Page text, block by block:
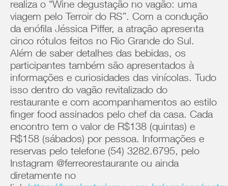
realiza o “Wine degustação no vagão: uma
viagem pelo Terroir do RS”. Com a condução
da enófila Jéssica Piffer, a atração apresenta
cinco rótulos feitos no Rio Grande do Sul.
Além de saber detalhes das bebidas, os
participantes também são apresentados à
informações e curiosidades das vinícolas. Tudo
isso dentro do vagão revitalizado do
restaurante e com acompanhamentos ao estilo
finger food assinados pelo chef da casa. Cada
encontro tem o valor de R$138 (quintas) e
R$158 (sábados) por pessoa. Informações e
reservas pelo telefone (54) 3282.6795, pelo
Instagram @ferreorestaurante ou ainda
diretamente no